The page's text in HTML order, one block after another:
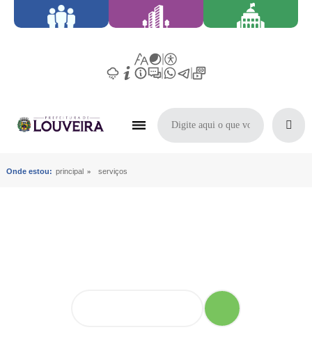
Onde estou: principal » serviços